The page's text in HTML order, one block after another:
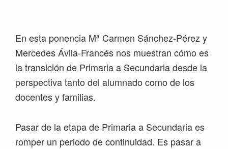
navegación
principal
contenido
principal
barra
lateral
principal
página
En esta ponencia Mª Carmen Sánchez-Pérez y
Mercedes Ávila-Francés nos muestran cómo es
la transición de Primaria a Secundaria desde la
perspectiva tanto del alumnado como de los
docentes y familias.
Pasar de la etapa de Primaria a Secundaria es
romper un periodo de continuidad. Es pasar a